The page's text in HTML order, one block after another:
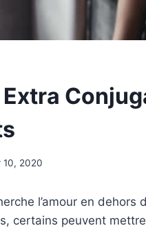
10, 2020
l’amour en
certains peuvent